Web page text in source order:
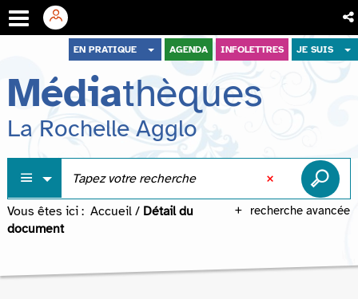
menu
contenu
recherche
EN PRATIQUE AGENDA INFOLETTRES JE SUIS
Médiathèques
La Rochelle Agglo
recherche avancée
Vous êtes ici : Accueil / Détail du
document